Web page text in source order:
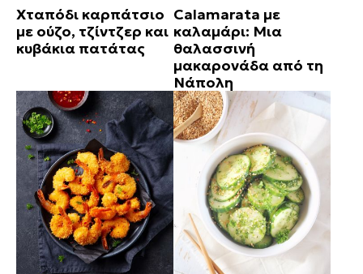
Χταπόδι καρπάτσιο
με ούζο, τζίντζερ και
κυβάκια πατάτας
Calamarata με
καλαμάρι: Μια
θαλασσινή
μακαρονάδα από τη
Νάπολη